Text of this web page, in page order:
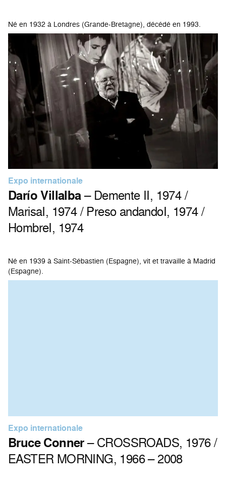
Né en 1932 à Londres (Grande-Bretagne), décédé en 1993.
Expo internationale
Darío Villalba– Demente II, 1974 /
MarisaI, 1974 / Preso andandoI, 1974 /
HombreI, 1974
Né en 1939 à Saint-Sébastien (Espagne), vit et travaille à Madrid
(Espagne).
Expo internationale
Bruce Conner– CROSSROADS, 1976 /
EASTER MORNING, 1966 – 2008